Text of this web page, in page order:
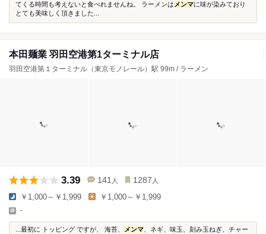
てくる時間も考えないと食べれませんね。 ラーメンは メンマに味が染みており
とても美味しく頂きました...
本田麺業 羽田空港第1ターミナル店
羽田空港第１ターミナル（東京モノレール）駅 99m / ラーメン
3.39 141 人 1287 人
￥1,000～￥1,999 ￥1,000～￥1,999
-
...最初に トッピング ですが、 海苔、 メンマ 、ネギ、味玉、刻み玉ねぎ、チャー